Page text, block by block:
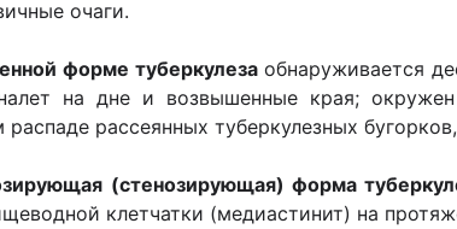
очаги.
форме туберкулезаобнаруживается
на дне и возвышенные края;
распаде рассеянных туберкулезных
(стенозирующая) форма
клетчатки (медиастинит) на